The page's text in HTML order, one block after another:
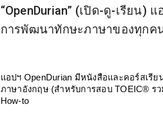
“OpenDurian” (เปิด-ดู-เรียน
การพัฒนาทักษะภาษาของทุกค
แอปฯ OpenDurian มีหนังสือและคอร์สเ
ภาษาอังกฤษ (สำหรับการสอบ TOEIC® ร
How-to